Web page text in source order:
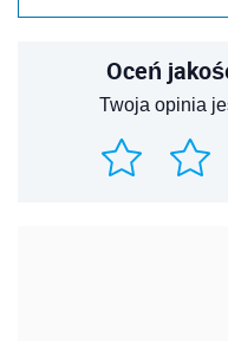
Oceń
Twoja opinia